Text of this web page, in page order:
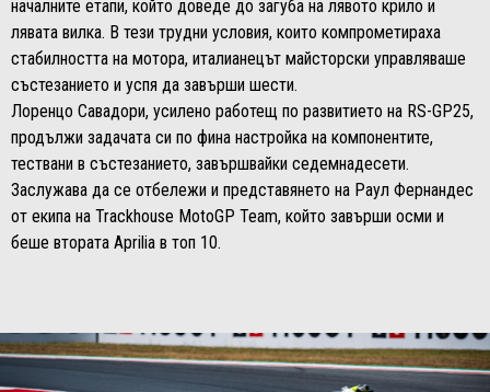
началните етапи, който доведе до загуба на лявото крило и
лявата вилка. В тези трудни условия, които компрометираха
стабилността на мотора, италианецът майсторски управляваше
състезанието и успя да завърши шести.
Лоренцо Савадори, усилено работещ по развитието на RS-GP25,
продължи задачата си по фина настройка на компонентите,
тествани в състезанието, завършвайки седемнадесети.
Заслужава да се отбележи и представянето на Раул Фернандес
от екипа на Trackhouse MotoGP Team, който завърши осми и
беше втората Aprilia в топ 10.